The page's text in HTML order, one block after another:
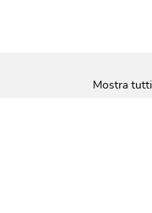
Mostra tutti